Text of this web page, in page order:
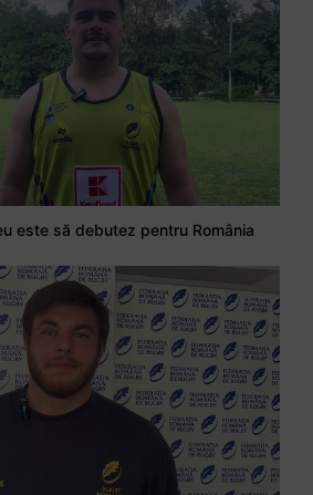
este să debutez pentru România